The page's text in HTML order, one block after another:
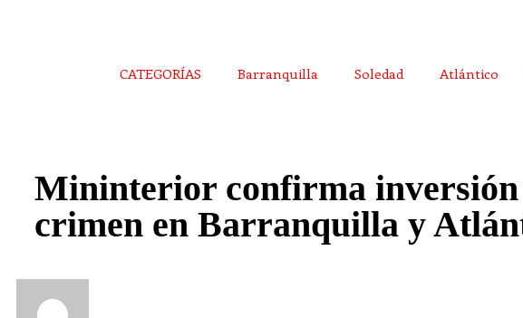
CATEGORÍAS Barranquilla Soledad Atlántico
Mininterior confirma
crimen en Barranquilla y